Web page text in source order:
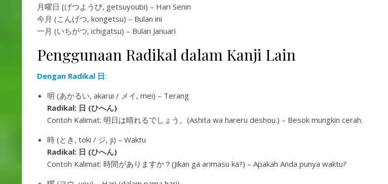
月曜日 (げつようび, getsuyoubi) – Hari Senin
今月 (こんげつ, kongetsu) – Bulan ini
一月 (いちがつ, ichigatsu) – Bulan Januari
Penggunaan Radikal dalam Kanji Lain
Dengan Radikal 日:
明 (あかるい, akarui / メイ, mei) – Terang
Radikal: 日 (ひへん)
Contoh Kalimat: 明日は晴れるでしょう。(Ashita wa hareru deshou.) – Besok mungkin cerah.
時 (とき, toki / ジ, ji) – Waktu
Radikal: 日 (ひへん)
Contoh Kalimat: 時間がありますか？(Jikan ga arimasu ka?) – Apakah Anda punya waktu?